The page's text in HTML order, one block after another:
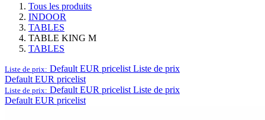
Tous les produits
INDOOR
TABLES
TABLE KING M
TABLES
Liste de prix: Default EUR pricelist Liste de prix
Default EUR pricelist
Liste de prix: Default EUR pricelist Liste de prix
Default EUR pricelist